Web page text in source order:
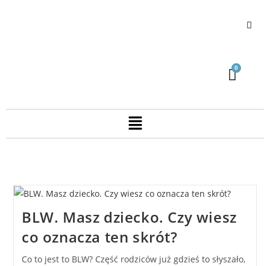
BLW. Masz dziecko. Czy wiesz
co oznacza ten skrót?
Co to jest to BLW? Część rodziców już gdzieś to słyszało,